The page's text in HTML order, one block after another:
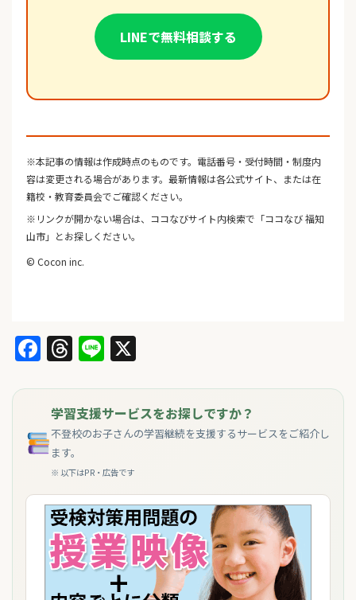
LINEで無料相談する
※本記事の情報は作成時点のものです。電話番号・受付時間・制度内
容は変更される場合があります。最新情報は各公式サイト、または在
籍校・教育委員会でご確認ください。
※リンクが開かない場合は、ココなびサイト内検索で「ココなび 福知
山市」とお探しください。
© Cocon inc.
Facebook
Threads
Line
学習支援サービスをお探しですか？
不登校のお子さんの学習継続を支援するサービスをご紹介し
ます。
※ 以下はPR・広告です